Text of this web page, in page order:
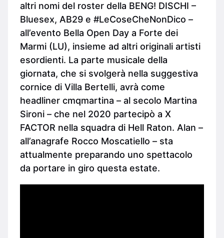
altri nomi del roster della BENG! DISCHI –
Bluesex, AB29 e #LeCoseCheNonDico –
all’evento Bella Open Day a Forte dei
Marmi (LU), insieme ad altri originali artisti
esordienti. La parte musicale della
giornata, che si svolgerà nella suggestiva
cornice di Villa Bertelli, avrà come
headliner cmqmartina – al secolo Martina
Sironi – che nel 2020 partecipò a X
FACTOR nella squadra di Hell Raton. Alan –
all’anagrafe Rocco Moscatiello – sta
attualmente preparando uno spettacolo
da portare in giro questa estate.